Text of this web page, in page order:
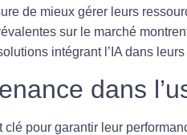
de mieux gérer leurs
sur le marché
intégrant l’IA dans
dans
clé pour garantir leur